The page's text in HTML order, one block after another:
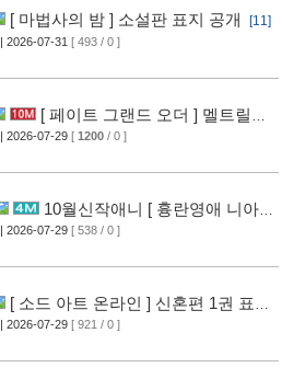
[ 마법사의 밤 ] 소설판 표지 공개 [11]
| 2026-07-31 [ 493 / 0 ]
[ 페이트 그랜드 오더 ] 멜트릴리
규어 공개 [12]
| 2026-07-29 [ 1200 / 0 ]
10월신작애니 [ 흉란영애 니아
영상 공개 [13]
| 2026-07-29 [ 538 / 0 ]
[ 소드 아트 온라인 ] 신혼편 1권 표지
| 2026-07-29 [ 921 / 0 ]